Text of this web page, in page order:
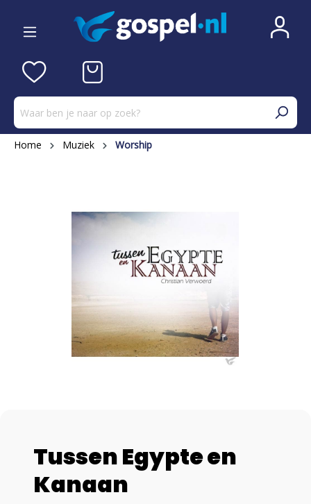
Home Muziek Worship
Tussen Egypte en
Kanaan